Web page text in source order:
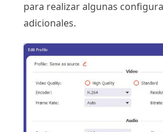
para realizar algunas
adicionales.